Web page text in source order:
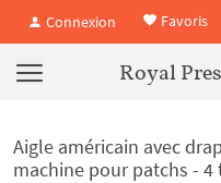
Connexion Favoris
Royal
Aigle américain avec
machine pour patchs - 4